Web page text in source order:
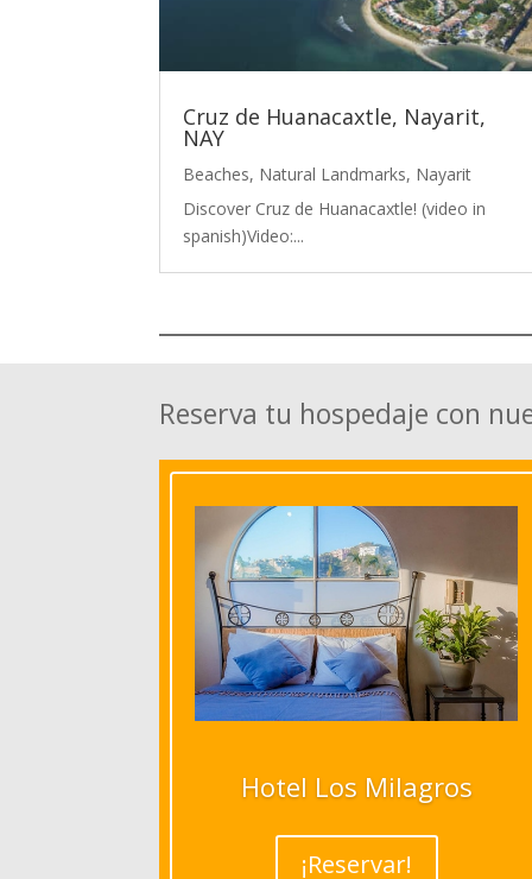
Cruz de Huanacaxtle, Nayarit,
NAY
Beaches, Natural Landmarks, Nayarit
Discover Cruz de Huanacaxtle! (video in
spanish)Video:...
Reserva tu hospedaje con
Hotel Los Milagros
¡Reservar!